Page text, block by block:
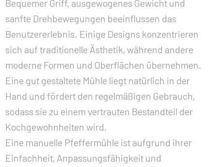
Bequemer Griff, ausgewogenes Gewicht und
sanfte Drehbewegungen beeinflussen das
Benutzererlebnis. Einige Designs konzentrieren
sich auf traditionelle Ästhetik, während andere
moderne Formen und Oberflächen übernehmen.
Eine gut gestaltete Mühle liegt natürlich in der
Hand und fördert den regelmäßigen Gebrauch,
sodass sie zu einem vertrauten Bestandteil der
Kochgewohnheiten wird.
Eine manuelle Pfeffermühle ist aufgrund ihrer
Einfachheit, Anpassungsfähigkeit und